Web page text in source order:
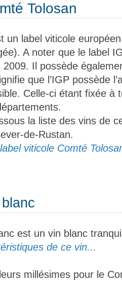
Tolosan
un label viticole
A noter que le label
2009. Il possède
que l’IGP possède
Celle-ci étant fixée à
la liste des vins de
de-Rustan.
viticole Comté
est un vin blanc
de ce vin...
millésimes pour le